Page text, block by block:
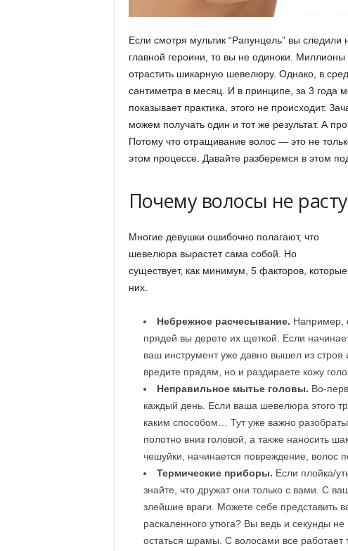
Если смотря мультик “Рапунцель” вы
главной героини, то вы не одиноки.
отрастить шикарную шевелюру. Однако, в
сантиметра в месяц. И в принципе, за 3 года
показывает практика, этого не происходит.
можем получать один и тот же результат. А
Потому что отращивание волос — это не
этом процессе. Давайте разберемся в этом
Почему волосы не
Многие девушки ошибочно полагают, что
шевелюра вырастет сама собой. Но
существует, как минимум, 5 факторов,
них.
Небрежное расчесывание. Например,
прядей вы дерете их щеткой. Если
ваш инструмент уже давно вышел из
вредите прядям, но и раздираете кожу
Неправильное мытье головы. Во-
каждый день. Если ваша шевелюра этого
каким способом… Тут уже важно
полотно вниз головой, а также наносить
чешуйки, начинается повреждение, волос
Термические приборы. Если плойка/
знайте, что дружат они только с вами. С
злейшие враги. Можете себе представить
раскаленного утюга? Вы ведь и секунды
остаться шрамы. С волосами все работает